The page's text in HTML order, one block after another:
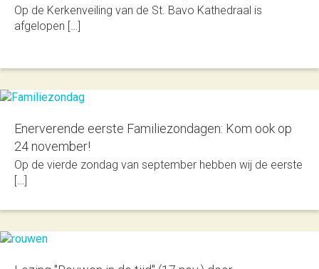
Op de Kerkenveiling van de St. Bavo Kathedraal is
afgelopen […]
Enerverende eerste Familiezondagen: Kom ook op
24 november!
Op de vierde zondag van september hebben wij de eerste
[…]